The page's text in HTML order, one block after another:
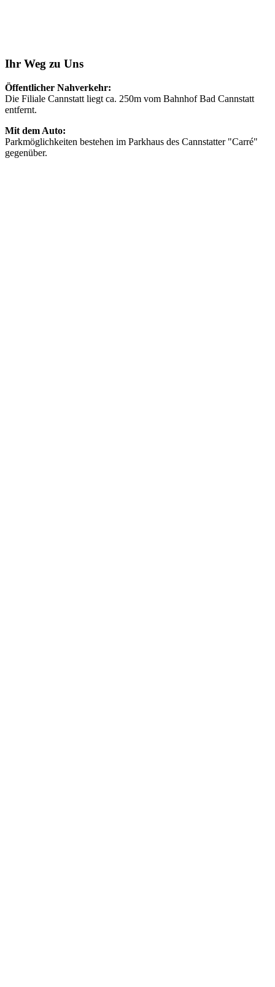
Ihr Weg zu Uns
Öffentlicher Nahverkehr:
Die Filiale Cannstatt liegt ca. 250m vom Bahnhof Bad Cannstatt
entfernt.
Mit dem Auto:
Parkmöglichkeiten bestehen im Parkhaus des Cannstatter "Carré"
gegenüber.